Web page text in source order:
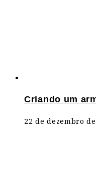
Criando um
22 de dezembro